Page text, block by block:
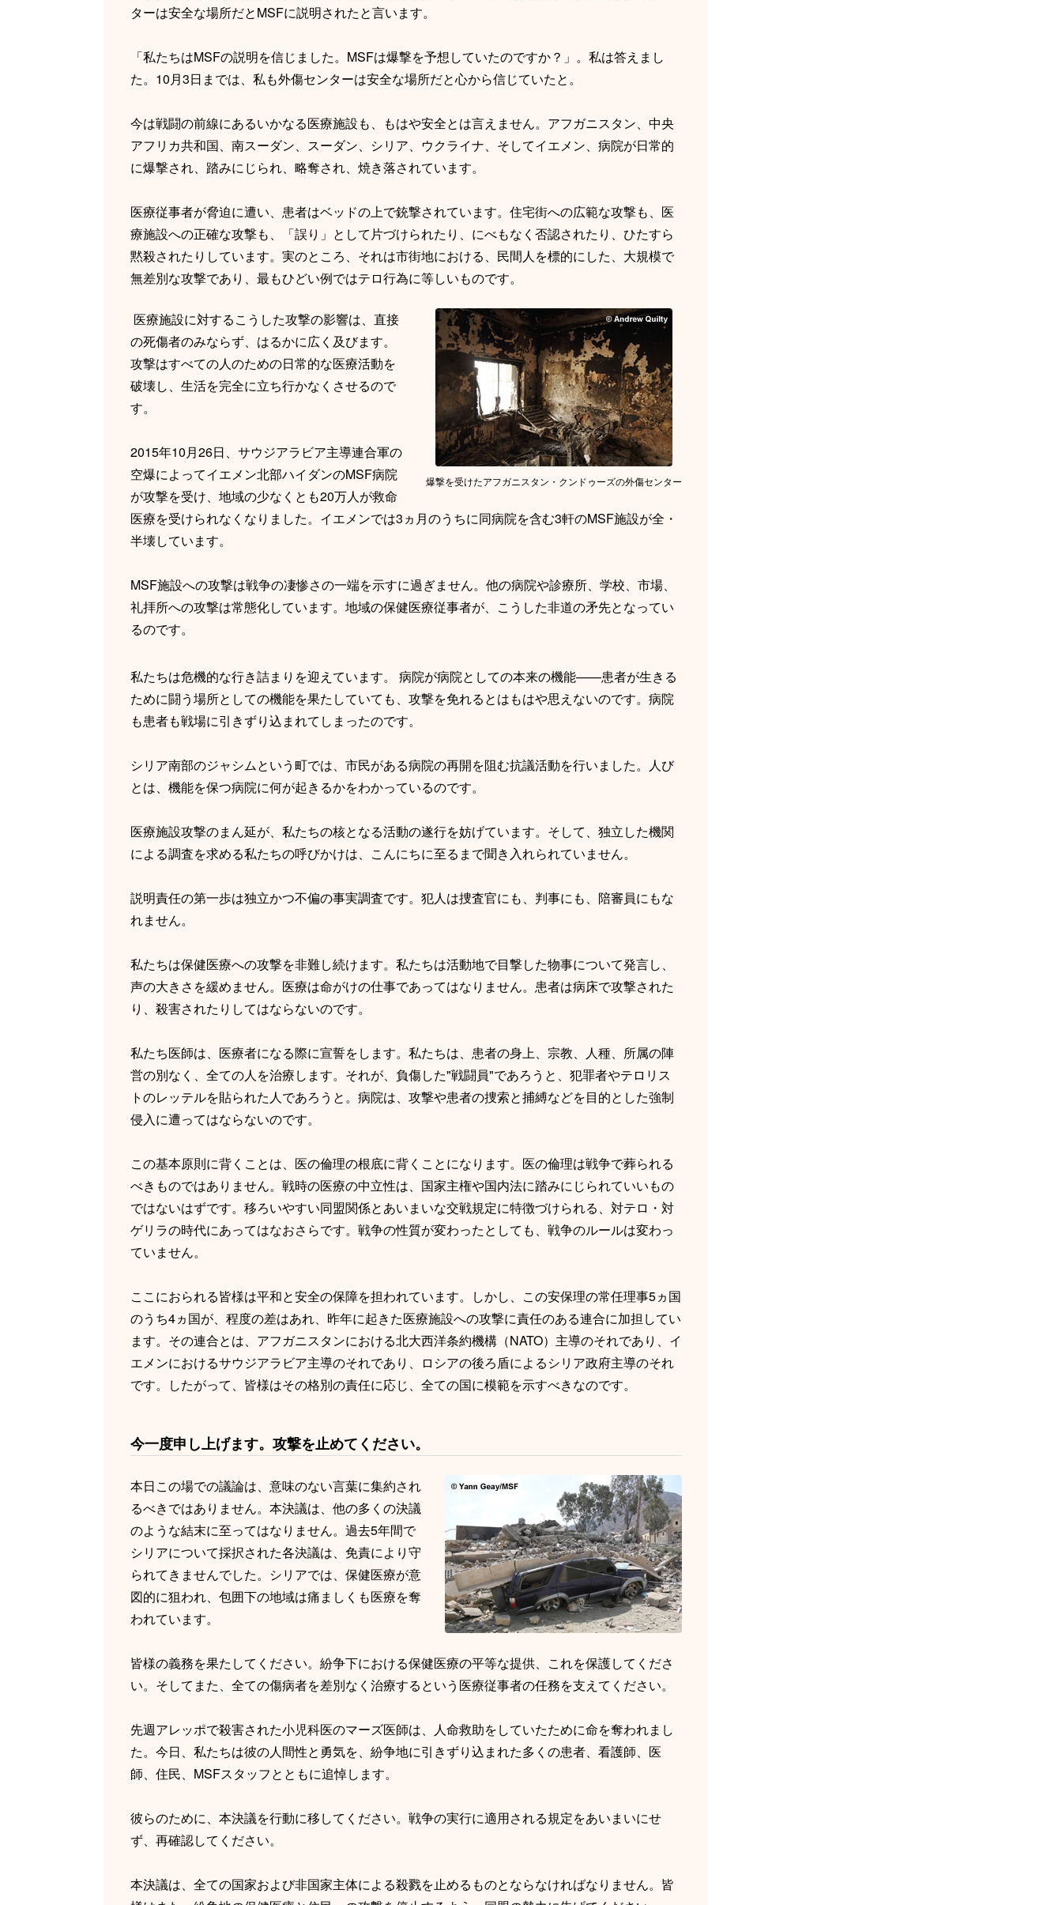
ターは安全な場所だとMSFに説明されたと言います。
「私たちはMSFの説明を信じました。MSFは爆撃を予想していたのですか？」。私は答えまし
た。10月3日までは、私も外傷センターは安全な場所だと心から信じていたと。
今は戦闘の前線にあるいかなる医療施設も、もはや安全とは言えません。アフガニスタン、中央
アフリカ共和国、南スーダン、スーダン、シリア、ウクライナ、そしてイエメン、病院が日常的
に爆撃され、踏みにじられ、略奪され、焼き落されています。
医療従事者が脅迫に遭い、患者はベッドの上で銃撃されています。住宅街への広範な攻撃も、医
療施設への正確な攻撃も、「誤り」として片づけられたり、にべもなく否認されたり、ひたすら
黙殺されたりしています。実のところ、それは市街地における、民間人を標的にした、大規模で
無差別な攻撃であり、最もひどい例ではテロ行為に等しいものです。
爆撃を受けたアフガニスタン・クンドゥーズの外傷センター
医療施設に対するこうした攻撃の影響は、直接
の死傷者のみならず、はるかに広く及びます。
攻撃はすべての人のための日常的な医療活動を
破壊し、生活を完全に立ち行かなくさせるので
す。
2015年10月26日、サウジアラビア主導連合軍の
空爆によってイエメン北部ハイダンのMSF病院
が攻撃を受け、地域の少なくとも20万人が救命
医療を受けられなくなりました。イエメンでは3ヵ月のうちに同病院を含む3軒のMSF施設が全・
半壊しています。
MSF施設への攻撃は戦争の凄惨さの一端を示すに過ぎません。他の病院や診療所、学校、市場、
礼拝所への攻撃は常態化しています。地域の保健医療従事者が、こうした非道の矛先となってい
るのです。
私たちは危機的な行き詰まりを迎えています。 病院が病院としての本来の機能——患者が生きる
ために闘う場所としての機能を果たしていても、攻撃を免れるとはもはや思えないのです。病院
も患者も戦場に引きずり込まれてしまったのです。
シリア南部のジャシムという町では、市民がある病院の再開を阻む抗議活動を行いました。人び
とは、機能を保つ病院に何が起きるかをわかっているのです。
医療施設攻撃のまん延が、私たちの核となる活動の遂行を妨げています。そして、独立した機関
による調査を求める私たちの呼びかけは、こんにちに至るまで聞き入れられていません。
説明責任の第一歩は独立かつ不偏の事実調査です。犯人は捜査官にも、判事にも、陪審員にもな
れません。
私たちは保健医療への攻撃を非難し続けます。私たちは活動地で目撃した物事について発言し、
声の大きさを緩めません。医療は命がけの仕事であってはなりません。患者は病床で攻撃された
り、殺害されたりしてはならないのです。
私たち医師は、医療者になる際に宣誓をします。私たちは、患者の身上、宗教、人種、所属の陣
営の別なく、全ての人を治療します。それが、負傷した"戦闘員"であろうと、犯罪者やテロリス
トのレッテルを貼られた人であろうと。病院は、攻撃や患者の捜索と捕縛などを目的とした強制
侵入に遭ってはならないのです。
この基本原則に背くことは、医の倫理の根底に背くことになります。医の倫理は戦争で葬られる
べきものではありません。戦時の医療の中立性は、国家主権や国内法に踏みにじられていいもの
ではないはずです。移ろいやすい同盟関係とあいまいな交戦規定に特徴づけられる、対テロ・対
ゲリラの時代にあってはなおさらです。戦争の性質が変わったとしても、戦争のルールは変わっ
ていません。
ここにおられる皆様は平和と安全の保障を担われています。しかし、この安保理の常任理事5ヵ国
のうち4ヵ国が、程度の差はあれ、昨年に起きた医療施設への攻撃に責任のある連合に加担してい
ます。その連合とは、アフガニスタンにおける北大西洋条約機構（NATO）主導のそれであり、イ
エメンにおけるサウジアラビア主導のそれであり、ロシアの後ろ盾によるシリア政府主導のそれ
です。したがって、皆様はその格別の責任に応じ、全ての国に模範を示すべきなのです。
今一度申し上げます。攻撃を止めてください。
本日この場での議論は、意味のない言葉に集約され
るべきではありません。本決議は、他の多くの決議
のような結末に至ってはなりません。過去5年間で
シリアについて採択された各決議は、免責により守
られてきませんでした。シリアでは、保健医療が意
図的に狙われ、包囲下の地域は痛ましくも医療を奪
われています。
皆様の義務を果たしてください。紛争下における保健医療の平等な提供、これを保護してくださ
い。そしてまた、全ての傷病者を差別なく治療するという医療従事者の任務を支えてください。
先週アレッポで殺害された小児科医のマーズ医師は、人命救助をしていたために命を奪われまし
た。今日、私たちは彼の人間性と勇気を、紛争地に引きずり込まれた多くの患者、看護師、医
師、住民、MSFスタッフとともに追悼します。
彼らのために、本決議を行動に移してください。戦争の実行に適用される規定をあいまいにせ
ず、再確認してください。
本決議は、全ての国家および非国家主体による殺戮を止めるものとならなければなりません。皆